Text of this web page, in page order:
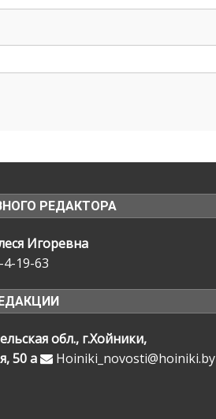
РЕДАКТОРА
Игоревна
4-19-63
обл., г.Хойники,
50 а
Hoiniki_novosti@hoiniki.by